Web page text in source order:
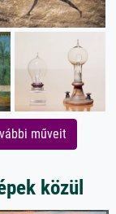
műveit
közül